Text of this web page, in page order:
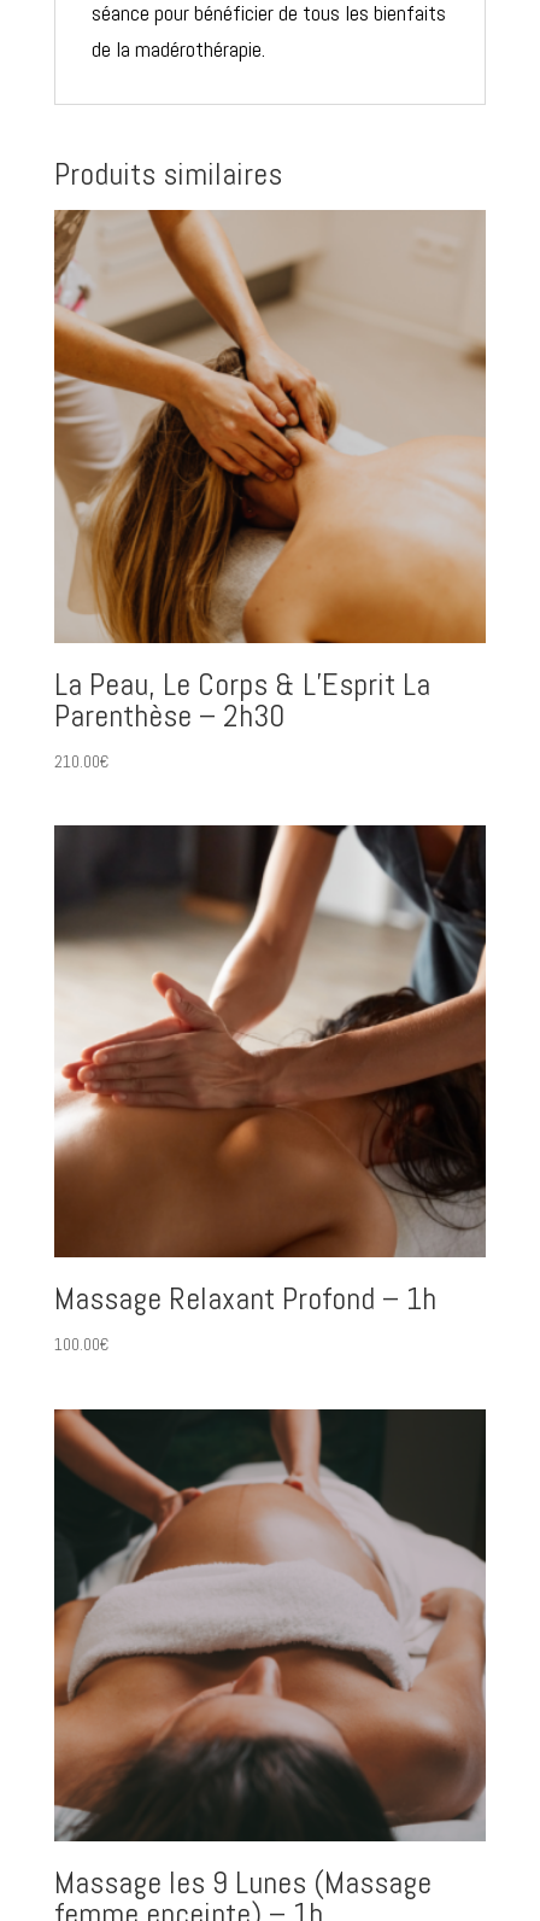
séance pour bénéficier de tous les bienfaits
de la madérothérapie.
Produits similaires
La Peau, Le Corps & L’Esprit La
Parenthèse – 2h30
210.00€
Massage Relaxant Profond – 1h
100.00€
Massage les 9 Lunes (Massage